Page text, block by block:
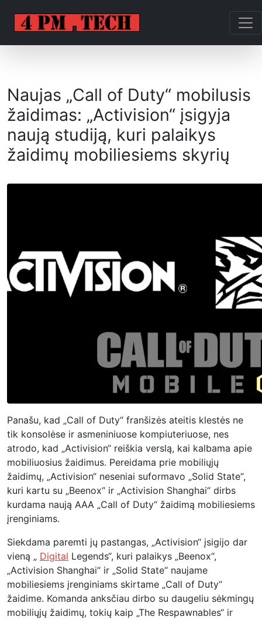
Naujas „Call of Duty“ mobilusis
žaidimas: „Activision“ įsigyja
naują studiją, kuri palaikys
žaidimų mobiliesiems skyrių
Panašu, kad „Call of Duty“ franšizės ateitis klestės ne
tik konsolėse ir asmeniniuose kompiuteriuose, nes
atrodo, kad „Activision“ reiškia verslą, kai kalbama apie
mobiliuosius žaidimus. Pereidama prie mobiliųjų
žaidimų, „Activision“ neseniai suformavo „Solid State“,
kuri kartu su „Beenox“ ir „Activision Shanghai“ dirbs
kurdama naują AAA „Call of Duty“ žaidimą mobiliesiems
įrenginiams.
Siekdama paremti jų pastangas, „Activision“ įsigijo dar
vieną „ Digital Legends“, kuri palaikys „Beenox“,
„Activision Shanghai“ ir „Solid State“ naujame
mobiliesiems įrenginiams skirtame „Call of Duty“
žaidime. Komanda anksčiau dirbo su daugeliu sėkmingų
mobiliųjų žaidimų, tokių kaip „The Respawnables“ ir